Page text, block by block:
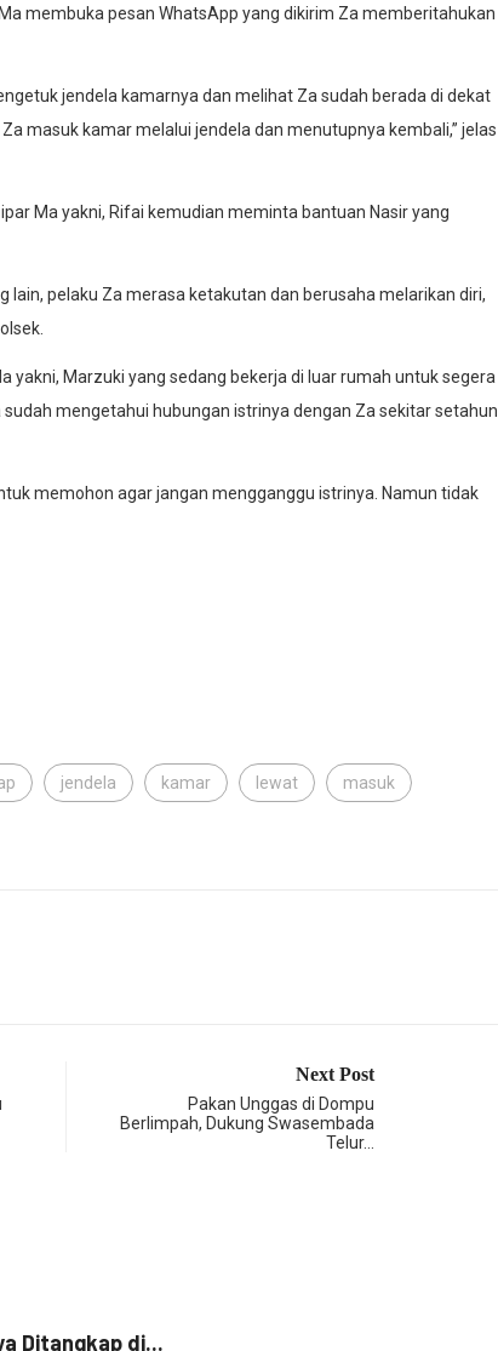
membuka pesan WhatsApp yang dikirim Za memberitahukan
jendela kamarnya dan melihat Za sudah berada di dekat
masuk kamar melalui jendela dan menutupnya kembali,” jelas
Ma yakni, Rifai kemudian meminta bantuan Nasir yang
lain, pelaku Za merasa ketakutan dan berusaha melarikan diri,
Marzuki yang sedang bekerja di luar rumah untuk segera
mengetahui hubungan istrinya dengan Za sekitar setahun
memohon agar jangan mengganggu istrinya. Namun tidak
jendela kamar lewat masuk
Next Post
Pakan Unggas di Dompu
Berlimpah, Dukung Swasembada
Telur…
Ditangkap di...